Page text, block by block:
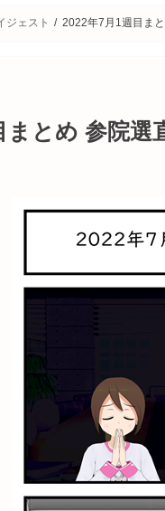
ジェスト 2022年7月1週目ま
とめ 参院選